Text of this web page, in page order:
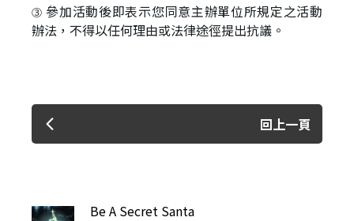
③ 參加活動後即表示您同意主辦單位所規定之活動
辦法，不得以任何理由或法律途徑提出抗議。
回上一頁
Be A Secret Santa